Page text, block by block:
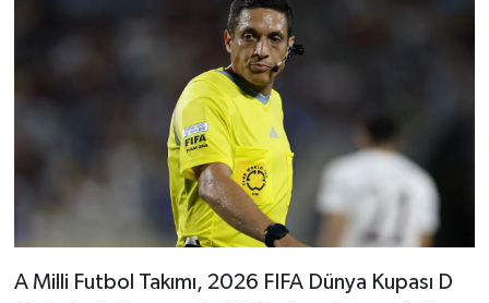
A Milli Futbol Takımı, 2026 FIFA Dünya Kupası D